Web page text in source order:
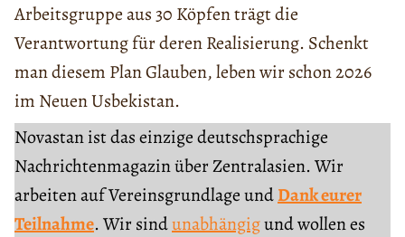
Arbeitsgruppe aus 30 Köpfen trägt die
Verantwortung für deren Realisierung. Schenkt
man diesem Plan Glauben, leben wir schon 2026
im Neuen Usbekistan.
Novastan ist das einzige deutschsprachige
Nachrichtenmagazin über Zentralasien. Wir
arbeiten auf Vereinsgrundlage undDank eurer
Teilnahme. Wir sindunabhängigund wollen es